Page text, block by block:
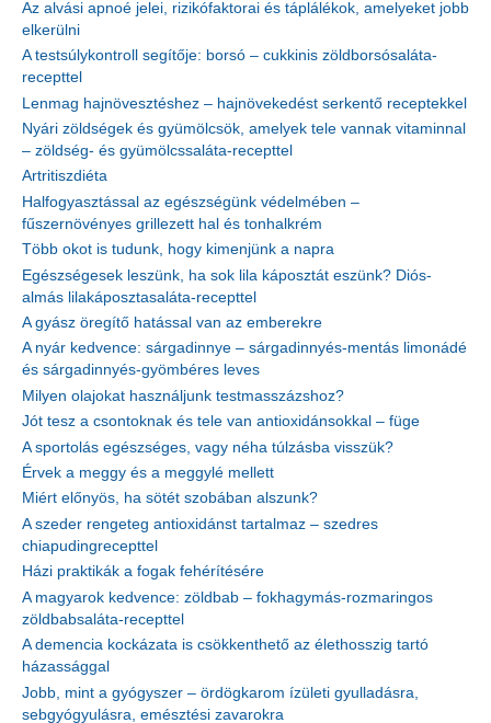
Az alvási apnoé jelei, rizikófaktorai és táplálékok, amelyeket jobb
elkerülni
A testsúlykontroll segítője: borsó – cukkinis zöldborsósaláta-
recepttel
Lenmag hajnövesztéshez – hajnövekedést serkentő receptekkel
Nyári zöldségek és gyümölcsök, amelyek tele vannak vitaminnal
– zöldség- és gyümölcssaláta-recepttel
Artritiszdiéta
Halfogyasztással az egészségünk védelmében –
fűszernövényes grillezett hal és tonhalkrém
Több okot is tudunk, hogy kimenjünk a napra
Egészségesek leszünk, ha sok lila káposztát eszünk? Diós-
almás lilakáposztasaláta-recepttel
A gyász öregítő hatással van az emberekre
A nyár kedvence: sárgadinnye – sárgadinnyés-mentás limonádé
és sárgadinnyés-gyömbéres leves
Milyen olajokat használjunk testmasszázshoz?
Jót tesz a csontoknak és tele van antioxidánsokkal – füge
A sportolás egészséges, vagy néha túlzásba visszük?
Érvek a meggy és a meggylé mellett
Miért előnyös, ha sötét szobában alszunk?
A szeder rengeteg antioxidánst tartalmaz – szedres
chiapudingrecepttel
Házi praktikák a fogak fehérítésére
A magyarok kedvence: zöldbab – fokhagymás-rozmaringos
zöldbabsaláta-recepttel
A demencia kockázata is csökkenthető az élethosszig tartó
házassággal
Jobb, mint a gyógyszer – ördögkarom ízületi gyulladásra,
sebgyógyulásra, emésztési zavarokra